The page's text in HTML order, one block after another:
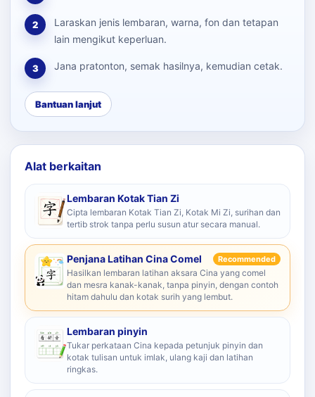
2
Laraskan jenis lembaran, warna, fon dan tetapan
lain mengikut keperluan.
3 Jana pratonton, semak hasilnya, kemudian cetak.
Bantuan lanjut
Alat berkaitan
Lembaran Kotak Tian Zi
Cipta lembaran Kotak Tian Zi, Kotak Mi Zi, surihan dan
tertib strok tanpa perlu susun atur secara manual.
Penjana Latihan Cina Comel Recommended
Hasilkan lembaran latihan aksara Cina yang comel
dan mesra kanak-kanak, tanpa pinyin, dengan contoh
hitam dahulu dan kotak surih yang lembut.
Lembaran pinyin
Tukar perkataan Cina kepada petunjuk pinyin dan
kotak tulisan untuk imlak, ulang kaji dan latihan
ringkas.